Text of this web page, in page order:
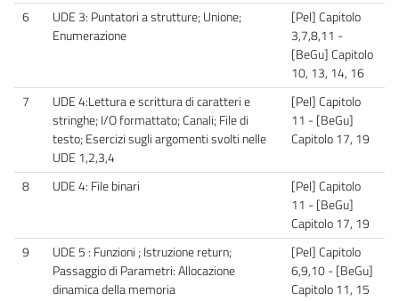
6
UDE 3: Puntatori a strutture; Unione;
Enumerazione
[Pel] Capitolo
3,7,8,11 -
[BeGu] Capitolo
10, 13, 14, 16
7
UDE 4:Lettura e scrittura di caratteri e
stringhe; I/O formattato; Canali; File di
testo; Esercizi sugli argomenti svolti nelle
UDE 1,2,3,4
[Pel] Capitolo
11 - [BeGu]
Capitolo 17, 19
8 UDE 4: File binari
[Pel] Capitolo
11 - [BeGu]
Capitolo 17, 19
9
UDE 5 : Funzioni ; Istruzione return;
Passaggio di Parametri: Allocazione
dinamica della memoria
[Pel] Capitolo
6,9,10 - [BeGu]
Capitolo 11, 15